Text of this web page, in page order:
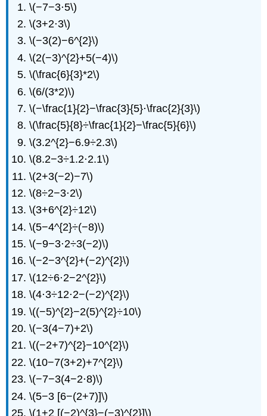
\(−7−3⋅5\)
\(3+2⋅3\)
\(−3(2)−6^{2}\)
\(2(−3)^{2}+5(−4)\)
\(\frac{6}{3}*2\)
\(6/(3*2)\)
\(−\frac{1}{2}−\frac{3}{5}⋅\frac{2}{3}\)
\(\frac{5}{8}÷\frac{1}{2}−\frac{5}{6}\)
\(3.2^{2}−6.9÷2.3\)
\(8.2−3÷1.2⋅2.1\)
\(2+3(−2)−7\)
\(8÷2−3⋅2\)
\(3+6^{2}÷12\)
\(5−4^{2}÷(−8)\)
\(−9−3⋅2÷3(−2)\)
\(−2−3^{2}+(−2)^{2}\)
\(12÷6⋅2−2^{2}\)
\(4⋅3÷12⋅2−(−2)^{2}\)
\((−5)^{2}−2(5)^{2}÷10\)
\(−3(4−7)+2\)
\((−2+7)^{2}−10^{2}\)
\(10−7(3+2)+7^{2}\)
\(−7−3(4−2⋅8)\)
\(5−3 [6−(2+7)]\)
\(1+2 [(−2)^{3}−(−3)^{2}]\)